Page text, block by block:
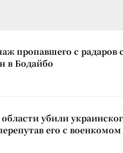
пропавшего с радаров
в Бодайбо
убили
его с военкомом